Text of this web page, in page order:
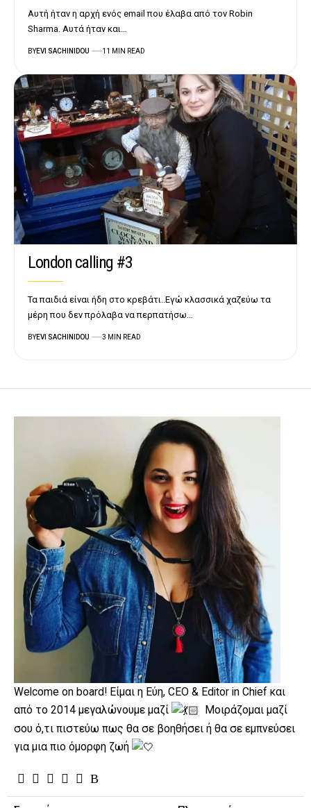
Αυτή ήταν η αρχή ενός email που έλαβα από τον Robin
Sharma. Αυτά ήταν και…
BYEVI SACHINIDOU 11 MIN READ
London calling #3
Τα παιδιά είναι ήδη στο κρεβάτι..Εγώ κλασσικά χαζεύω τα
μέρη που δεν πρόλαβα να περπατήσω…
BYEVI SACHINIDOU 3 MIN READ
Welcome on board! Είμαι η Εύη, CEO & Editor in Chief και
από το 2014 μεγαλώνουμε μαζί
Μοιράζομαι μαζί
σου ό,τι πιστεύω πως θα σε βοηθήσει ή θα σε εμπνεύσει
για μια πιο όμορφη ζωή